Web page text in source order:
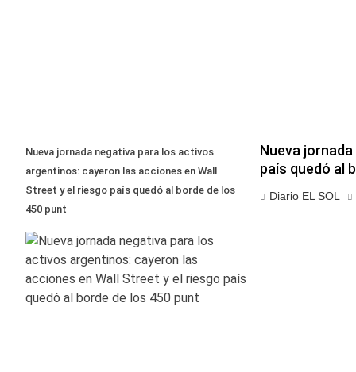
Nueva jornada negativa para los activos
argentinos: cayeron las acciones en Wall
Street y el riesgo país quedó al borde de los
450 punt
Nueva
país quedó al
Diario EL SOL